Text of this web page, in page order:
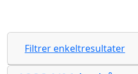
Filtrer enkeltresultater